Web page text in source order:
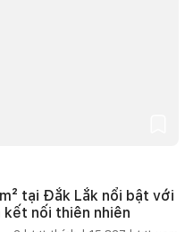
tại Đắk Lắk nổi bật với
nối thiên nhiên